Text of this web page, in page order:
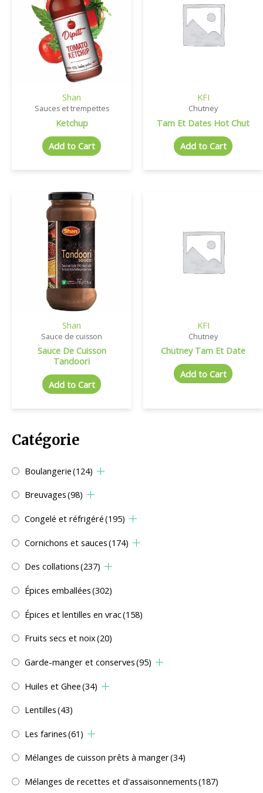
Catégorie
Boulangerie(124)
Breuvages(98)
Congelé et réfrigéré(195)
Cornichons et sauces(174)
Des collations(237)
Épices emballées(302)
Épices et lentilles en vrac(158)
Fruits secs et noix(20)
Garde-manger et conserves(95)
Huiles et Ghee(34)
Lentilles(43)
Les farines(61)
Mélanges de cuisson prêts à manger(34)
Mélanges de recettes et d'assaisonnements(187)
Shan
Sauces et trempettes
Ketchup
Add to Cart
KFI
Chutney
Tam Et Dates Hot Chut
Add to Cart
Shan
Sauce de cuisson
Sauce De Cuisson
Tandoori
Add to Cart
KFI
Chutney
Chutney Tam Et Date
Add to Cart